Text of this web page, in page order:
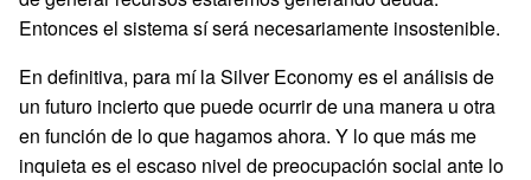
Entonces el sistema sí será necesariamente insostenible.
En definitiva, para mí la Silver Economy es el análisis de
un futuro incierto que puede ocurrir de una manera u otra
en función de lo que hagamos ahora. Y lo que más me
inquieta es el escaso nivel de preocupación social ante lo